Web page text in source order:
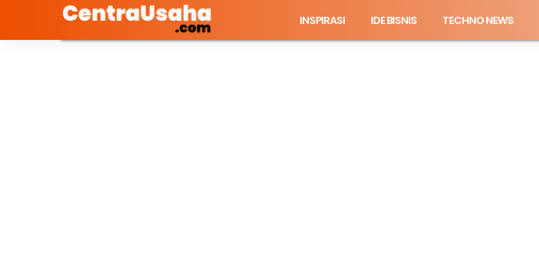
INSPIRASI IDE BISNIS TECHNO NEWS